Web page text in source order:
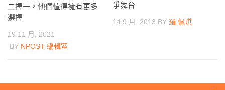
二擇一，他們值得擁有更多
選擇
19 11 月, 2021
BY NPOST 編輯室
爭舞台
14 9 月, 2013 BY 羅 佩琪